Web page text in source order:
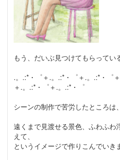
もう、だいぶ見つけてもらってい
.。.:*・゜＋.。.:*・゜＋.。.:*・゜
＋.。.:*・゜＋.。.:*・゜
シーンの制作で苦労したところは
遠くまで見渡せる景色、ふわふわ
えて、
というイメージで作りこんでいき